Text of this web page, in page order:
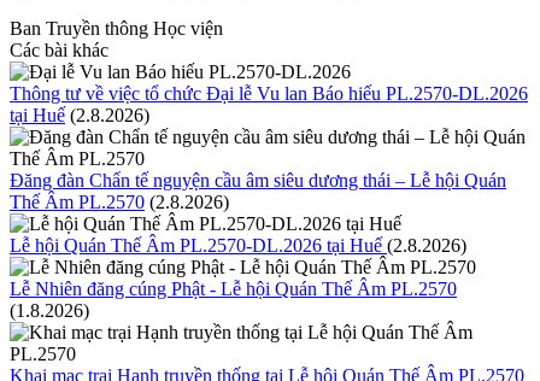
Ban Truyền thông Học viện
Các bài khác
Thông tư về việc tổ chức Đại lễ Vu lan Báo hiếu PL.2570-DL.2026
tại Huế (2.8.2026)
Đăng đàn Chẩn tế nguyện cầu âm siêu dương thái – Lễ hội Quán
Thế Âm PL.2570 (2.8.2026)
Lễ hội Quán Thế Âm PL.2570-DL.2026 tại Huế (2.8.2026)
Lễ Nhiên đăng cúng Phật - Lễ hội Quán Thế Âm PL.2570
(1.8.2026)
Khai mạc trại Hạnh truyền thống tại Lễ hội Quán Thế Âm PL.2570